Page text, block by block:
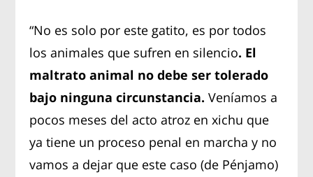
“No es solo por este gatito, es por todos
los animales que sufren en silencio. El
maltrato animal no debe ser tolerado
bajo ninguna circunstancia.Veníamos a
pocos meses del acto atroz en xichu que
ya tiene un proceso penal en marcha y no
vamos a dejar que este caso (de Pénjamo)